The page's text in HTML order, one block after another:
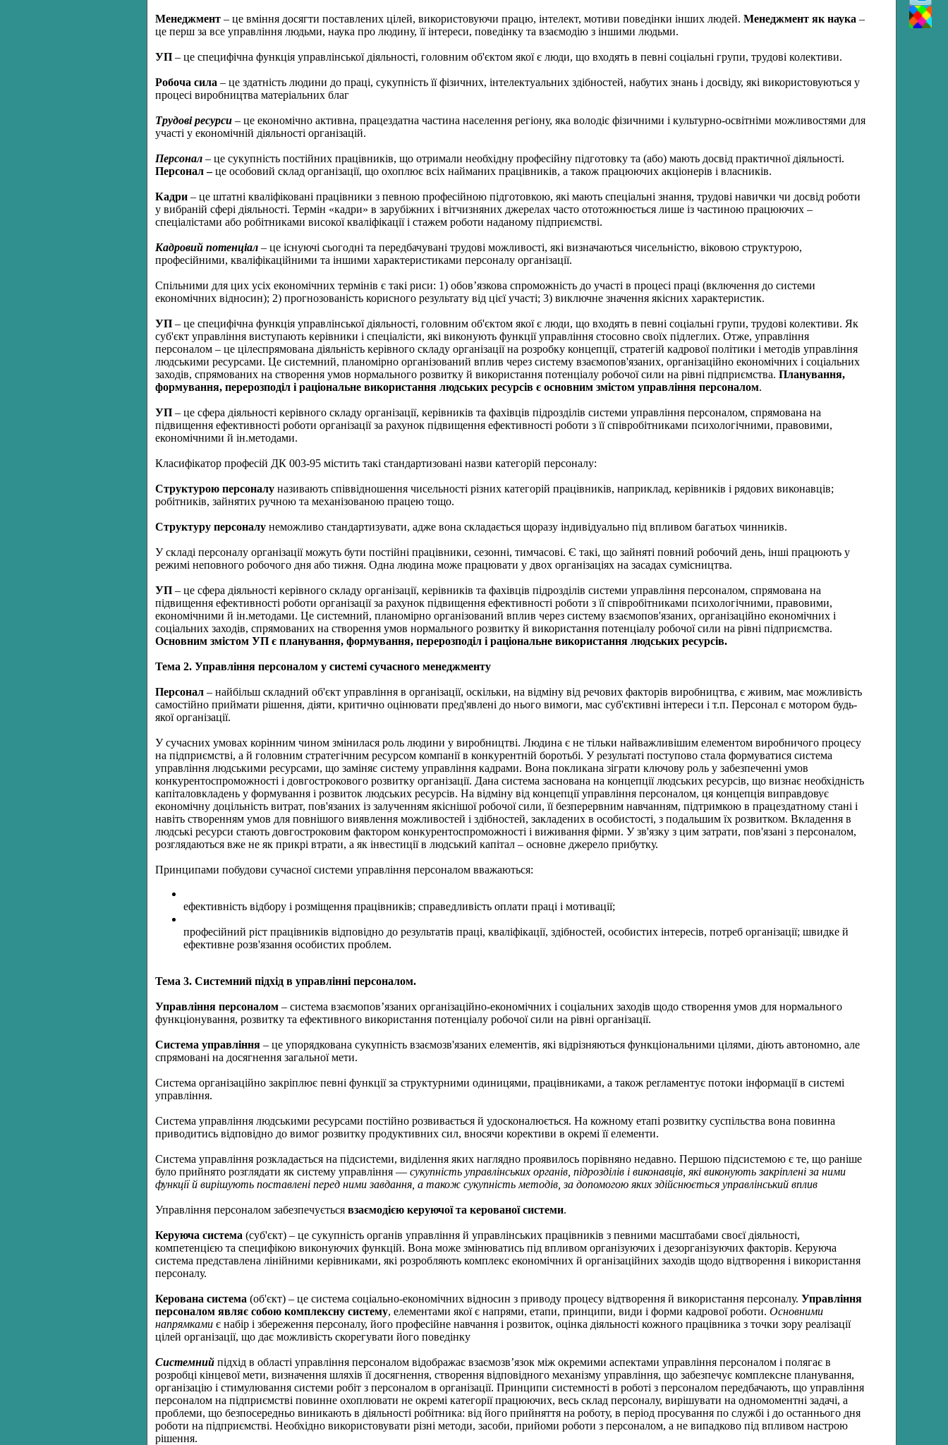
Менеджмент – це вміння досягти поставлених цілей, використовуючи працю, інтелект, мотиви поведінки інших людей. Менеджмент як наука –
це перш за все управління людьми, наука про людину, її інтереси, поведінку та взаємодію з іншими людьми.
УП – це специфічна функція управлінської діяльності, головним об'єктом якої є люди, що входять в певні соціальні групи, трудові колективи.
Робоча сила – це здатність людини до праці, сукупність її фізичних, інтелектуальних здібностей, набутих знань і досвіду, які використовуються у
процесі виробництва матеріальних благ
Трудові ресурси – це економічно активна, працездатна частина населення регіону, яка володіє фізичними і культурно-освітніми можливостями для
участі у економічній діяльності організацій.
Персонал – це сукупність постійних працівників, що отримали необхідну професійну підготовку та (або) мають досвід практичної діяльності.
Персонал –це особовий склад організації, що охоплює всіх найманих працівників, а також працюючих акціонерів і власників.
Кадри – це штатні кваліфіковані працівники з певною професійною підготовкою, які мають спеціальні знання, трудові навички чи досвід роботи
у вибраній сфері діяльності. Термін «кадри» в зарубіжних і вітчизняних джерелах часто ототожнюється лише із частиною працюючих –
спеціалістами або робітниками високої кваліфікації і стажем роботи наданому підприємстві.
Кадровий потенціал – це існуючі сьогодні та передбачувані трудові можливості, які визначаються чисельністю, віковою структурою,
професійними, кваліфікаційними та іншими характеристиками персоналу організації.
Спільними для цих усіх економічних термінів є такі риси: 1) обов’язкова спроможність до участі в процесі праці (включення до системи
економічних відносин); 2) прогнозованість корисного результату від цієї участі; 3) виключне значення якісних характеристик.
УП – це специфічна функція управлінської діяльності, головним об'єктом якої є люди, що входять в певні соціальні групи, трудові колективи. Як
суб'єкт управління виступають керівники і спеціалісти, які виконують функції управління стосовно своїх підлеглих. Отже, управління
персоналом – це цілеспрямована діяльність керівного складу організації на розробку концепції, стратегій кадрової політики і методів управління
людськими ресурсами. Це системний, планомірно організований вплив через систему взаємопов'язаних, організаційно економічних і соціальних
заходів, спрямованих на створення умов нормального розвитку й використання потенціалу робочої сили на рівні підприємства. Планування,
формування, перерозподіл і раціональне використання людських ресурсів є основним змістом управління персоналом.
УП – це сфера діяльності керівного складу організації, керівників та фахівців підрозділів системи управління персоналом, спрямована на
підвищення ефективності роботи організації за рахунок підвищення ефективності роботи з її співробітниками психологічними, правовими,
економічними й ін.методами.
Класифікатор професій ДК 003-95 містить такі стандартизовані назви категорій персоналу:
Структурою персоналу називають співвідношення чисельності різних категорій працівників, наприклад, керівників і рядових виконавців;
робітників, зайнятих ручною та механізованою працею тощо.
Структуру персоналу неможливо стандартизувати, адже вона складається щоразу індивідуально під впливом багатьох чинників.
У складі персоналу організації можуть бути постійні працівники, сезонні, тимчасові. Є такі, що зайняті повний робочий день, інші працюють у
режимі неповного робочого дня або тижня. Одна людина може працювати у двох організаціях на засадах сумісництва.
УП – це сфера діяльності керівного складу організації, керівників та фахівців підрозділів системи управління персоналом, спрямована на
підвищення ефективності роботи організації за рахунок підвищення ефективності роботи з її співробітниками психологічними, правовими,
економічними й ін.методами. Це системний, планомірно організований вплив через систему взаємопов'язаних, організаційно економічних і
соціальних заходів, спрямованих на створення умов нормального розвитку й використання потенціалу робочої сили на рівні підприємства.
Основним змістом УП є планування, формування, перерозподіл і раціональне використання людських ресурсів.
Тема 2. Управління персоналом у системі сучасного менеджменту
Персонал – найбільш складний об'єкт управління в органі­зації, оскільки, на відміну від речових факторів виробництва, є живим, має можливість
самостійно приймати рішення, діяти, критично оцінювати пред'явлені до нього вимоги, мас суб'єктивні інтереси і т.п. Персонал є мотором будь-
якої організації.
У сучасних умовах корінним чином змінилася роль людини у виробництві. Людина є не тільки найважливішим елементом виробничого процесу
на підприємстві, а й головним стратегіч­ним ресурсом компанії в конкурентній боротьбі. У результаті поступово стала формуватися система
управлін­ня людськими ресурсами, що заміняє систему управління кадрами. Вона покликана зіграти ключову роль у забезпеченні умов
конкурентоспроможності і довгострокового розвитку організа­ції. Дана система заснована на концепції людських ресурсів, що визнає необхідність
капіталовкладень у формування і розвиток людських ресурсів. На відміну від концепції управління персона­лом, ця концепція виправдовує
економічну доцільність витрат, пов'язаних із залученням якіснішої робочої сили, її безперервним навчанням, підтримкою в працездатному стані і
навіть створен­ням умов для повнішого виявлення можливостей і здібностей, за­кладених в особистості, з подальшим їх розвитком. Вкладення в
людські ресурси стають довгостроковим фактором конкурен­тоспроможності і виживання фірми. У зв'язку з цим затрати, пов'язані з персоналом,
розглядаються вже не як прикрі втрати, а як інвестиції в людський капітал – основне джерело прибутку.
Принципами побудови сучасної системи управління персо­налом вважаються:
ефективність відбору і розміщення працівників; справедливість оплати праці і мотивації;
професійний ріст працівників відповідно до результатів праці, кваліфікації, здібностей, особистих інтересів, потреб організації; швидке й
ефективне розв'язання особистих проблем.
Тема 3. Системний підхід в управлінні персоналом.
Управління персоналом – система взаємопов’язаних організаційно-економічних і соціальних заходів щодо створення умов для нормального
функціонування, розвитку та ефективного використання потенціалу робочої сили на рівні організації.
Система управління – це упорядкована сукупність взаємозв'язаних елементів, які відрізняються функціональними цілями, діють автономно, але
спрямовані на досягнення загальної мети.
Система організаційно закріплює певні функції за структурними одиницями, працівниками, а також регламентує потоки інформації в системі
управління.
Система управління людськими ресурсами постійно розвивається й удосконалюється. На кожному етапі розвитку суспільства вона повинна
приводитись відповідно до вимог розвитку продуктивних сил, вносячи корективи в окремі її елементи.
Система управління розкладається на підсистеми, виділення яких наглядно проявилось порівняно недавно. Першою підсистемою є те, що раніше
було прийнято розглядати як систему управління — сукупність управлінських органів, підрозділів і виконавців, які виконують закріплені за ними
функції й вирішують поставлені перед ними завдання, а також сукупність методів, за допомогою яких здійснюється управлінський вплив
Управління персоналом забезпечується взаємодією керуючої та керованої системи.
Керуюча система (суб'єкт) – це сукупність органів управління й управлінських працівників з певними масштабами своєї діяльності,
компетенцією та специфікою виконуючих функцій. Вона може змінюватись під впливом організуючих і дезорганізуючих факторів. Керуюча
система представлена лінійними керівниками, які розробляють комплекс економічних й організаційних заходів щодо відтворення і використання
персоналу.
Керована система (об'єкт) – це система соціально-економічних відносин з приводу процесу відтворення й використання персоналу. Управління
персоналом являє собою комплексну систему, елементами якої є напрями, етапи, принципи, види і форми кадрової роботи. Основними
напрямками є набір і збереження персоналу, його професійне навчання і розвиток, оцінка діяльності кожного працівника з точки зору реалізації
цілей організації, що дає можливість скорегувати його поведінку
Системний підхід в області управління персоналом відображає взаємозв’язок між окремими аспектами управління персоналом і полягає в
розробці кінцевої мети, визначення шляхів її досягнення, створення відповідного механізму управління, що забезпечує комплексне планування,
організацію і стимулювання системи робіт з персоналом в організації. Принципи системності в роботі з персоналом передбачають, що управління
персоналом на підприємстві повинне охоплювати не окремі категорії працюючих, весь склад персоналу, вирішувати на одномоментні задачі, а
проблеми, що безпосередньо виникають в діяльності робітника: від його прийняття на роботу, в період просування по службі і до останнього дня
роботи на підприємстві. Необхідно використовувати різні методи, засоби, прийоми роботи з персоналом, а не випадково під впливом настрою
рішення.